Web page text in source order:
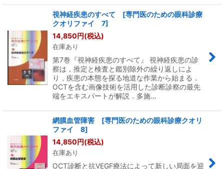
視神経疾患のすべて [専門医のための眼科診療
クオリファイ 7]
14,850円(税込)
在庫あり
第7巻『視神経疾患のすべて』 視神経疾患の診
察は，推定と検査と鑑別除外の繰り返しによ
り，疾患の本態を探る地道な作業から始まる．
OCTを含む画像技術を活用した診断診察の最先
端をエキスパートが解説．多施…
網膜血管障害 [専門医のための眼科診療クオリ
ファイ 8]
14,850円(税込)
在庫あり
OCT診断と抗VEGF療法によって新しい局面を迎